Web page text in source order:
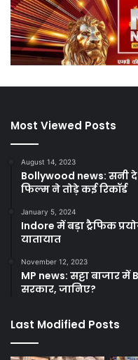
Most Viewed Posts
August 14, 2023
Bollywood news: सनी
फिल्म ने तोड़े कई रिकॉर्ड
January 5, 2024
Indore में बड़ा ट्रैफिक
यातायात
November 12, 2023
MP news: सट्टा बाजार
सरकार, जानिए?
Last Modified Posts